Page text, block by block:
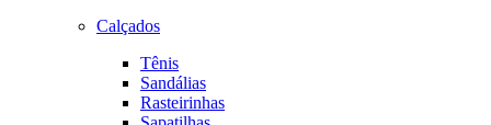
Calçados
Tênis
Sandálias
Rasteirinhas